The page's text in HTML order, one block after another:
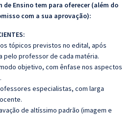
de Ensino tem para oferecer (além do
com a sua aprovação):
tópicos previstos no edital, após
pelo professor de cada matéria.
objetivo, com ênfase nos aspectos
especialistas, com larga
de altíssimo padrão (imagem e